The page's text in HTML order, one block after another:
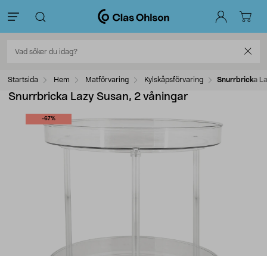
Startsida Hem Matförvaring Kylskåpsförvaring Snurrbricka
Snurrbricka Lazy Susan, 2 våningar
-67%